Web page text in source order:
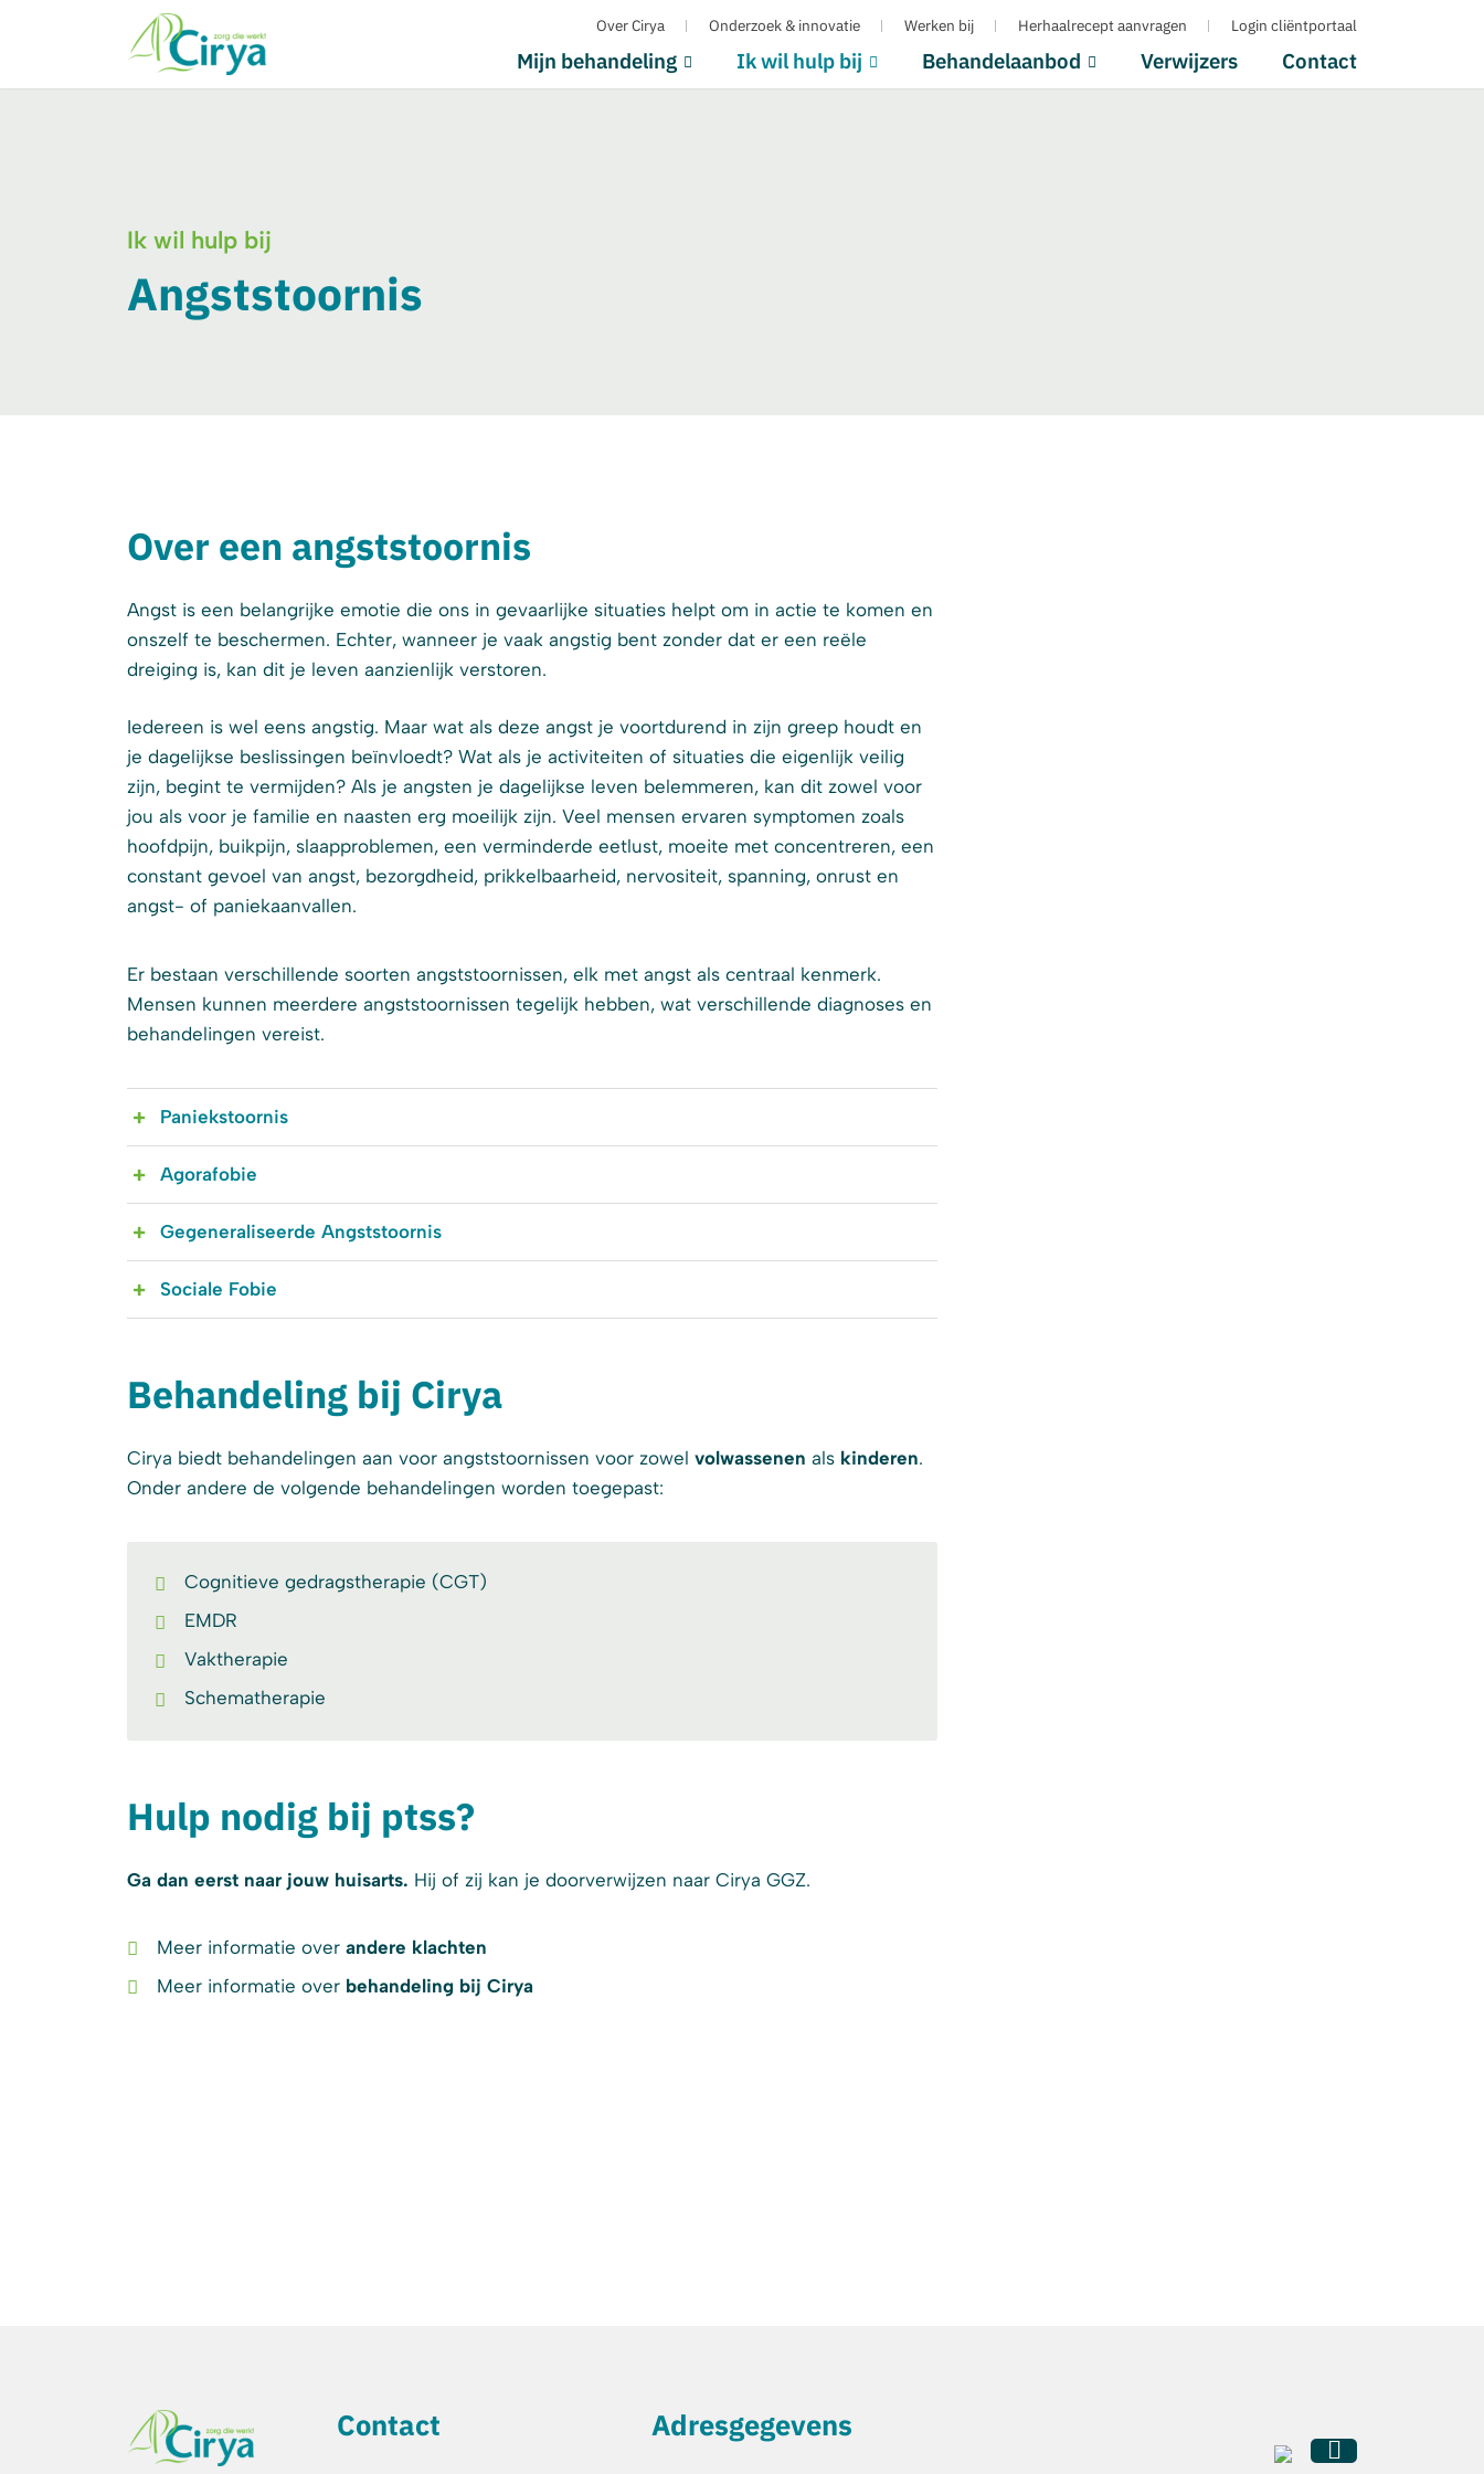
Over Cirya Onderzoek & innovatie Werken bij Herhaalrecept aanvragen Login cliëntportaal
Mijn behandeling Ik wil hulp bij Behandelaanbod Verwijzers Contact
Ik wil hulp bij
Angststoornis
Over een angststoornis
Angst is een belangrijke emotie die ons in gevaarlijke situaties helpt om in actie te komen en
onszelf te beschermen. Echter, wanneer je vaak angstig bent zonder dat er een reële
dreiging is, kan dit je leven aanzienlijk verstoren.
Iedereen is wel eens angstig. Maar wat als deze angst je voortdurend in zijn greep houdt en
je dagelijkse beslissingen beïnvloedt? Wat als je activiteiten of situaties die eigenlijk veilig
zijn, begint te vermijden? Als je angsten je dagelijkse leven belemmeren, kan dit zowel voor
jou als voor je familie en naasten erg moeilijk zijn. Veel mensen ervaren symptomen zoals
hoofdpijn, buikpijn, slaapproblemen, een verminderde eetlust, moeite met concentreren, een
constant gevoel van angst, bezorgdheid, prikkelbaarheid, nervositeit, spanning, onrust en
angst- of paniekaanvallen.
Er bestaan verschillende soorten angststoornissen, elk met angst als centraal kenmerk.
Mensen kunnen meerdere angststoornissen tegelijk hebben, wat verschillende diagnoses en
behandelingen vereist.
Paniekstoornis
Agorafobie
Gegeneraliseerde Angststoornis
Sociale Fobie
Behandeling bij Cirya
Cirya biedt behandelingen aan voor angststoornissen voor zowel volwassenen als kinderen.
Onder andere de volgende behandelingen worden toegepast:
Cognitieve gedragstherapie (CGT)
EMDR
Vaktherapie
Schematherapie
Hulp nodig bij ptss?
Ga dan eerst naar jouw huisarts. Hij of zij kan je doorverwijzen naar Cirya GGZ.
Meer informatie over andere klachten
Meer informatie over behandeling bij Cirya
Contact Adresgegevens